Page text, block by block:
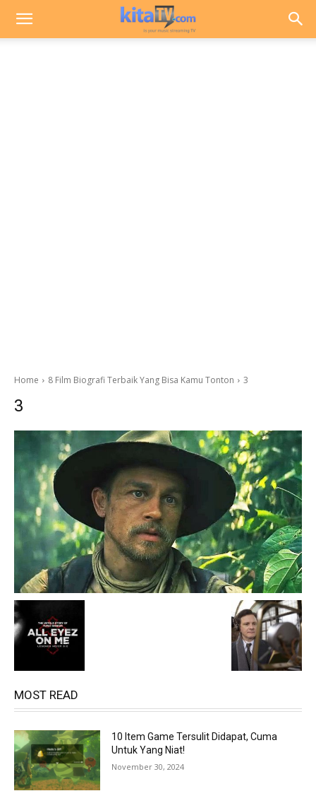
Home 8 Film Biografi Terbaik Yang Bisa Kamu Tonton 3
3
MOST READ
10 Item Game Tersulit Didapat, Cuma
Untuk Yang Niat!
November 30, 2024